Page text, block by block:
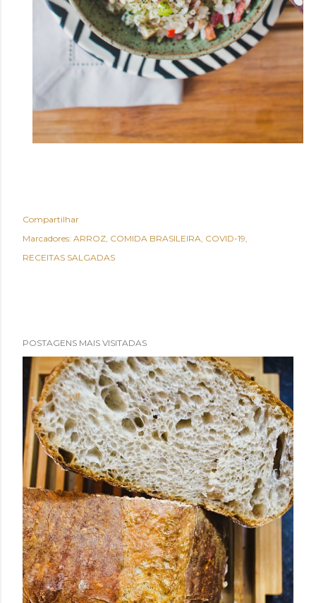
Compartilhar
Marcadores: ARROZ COMIDA BRASILEIRA COVID-19
RECEITAS SALGADAS
POSTAGENS MAIS VISITADAS